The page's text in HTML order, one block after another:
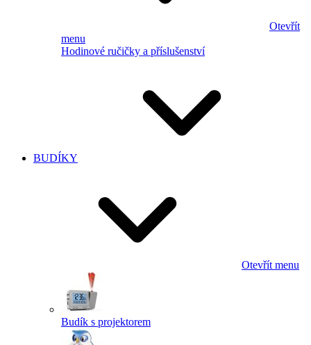
Otevřít
menu
Hodinové ručičky a příslušenství
BUDÍKY
Otevřít menu
Budík s projektorem